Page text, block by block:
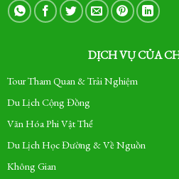
DỊCH VỤ CỦA
Tour Tham Quan & Trải Nghiệm
Du Lịch Cộng Đồng
Văn Hóa Phi Vật Thể
Du Lịch Học Đường & Về Nguồn
Không Gian